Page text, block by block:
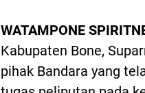
WATAMPONE
Kabupaten Bone,
pihak Bandara yang